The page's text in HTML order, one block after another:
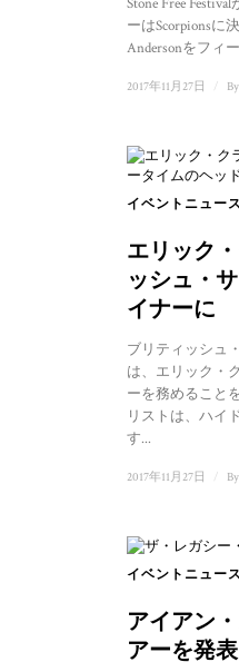
ーはScorpionsに
Andersonをフィ
2017年11月27日 By
イベントニュース
エリック
ッシュ・
イナーに
ブリティッシュ
は、エリック・
ーを務めること
リストは、ハイ
す...
2017年11月27日 By
イベントニュース
アイアン
アーを発表